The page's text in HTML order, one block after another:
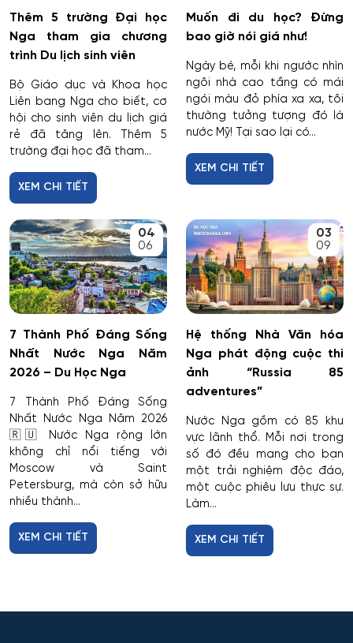
Thêm 5 trường Đại học
Nga tham gia chương
trình Du lịch sinh viên
Bộ Giáo dục và Khoa học
Liên bang Nga cho biết, cơ
hội cho sinh viên du lịch giá
rẻ đã tăng lên. Thêm 5
trường đại học đã tham...
XEM CHI TIẾT
Muốn đi du học? Đừng
bao giờ nói giá như!
Ngày bé, mỗi khi ngước nhìn
ngôi nhà cao tầng có mái
ngói màu đỏ phía xa xa, tôi
thường tưởng tượng đó là
nước Mỹ! Tại sao lại có...
XEM CHI TIẾT
04
06
7 Thành Phố Đáng Sống
Nhất Nước Nga Năm
2026 – Du Học Nga
7 Thành Phố Đáng Sống
Nhất Nước Nga Năm 2026
🇷🇺 Nước Nga rộng lớn
không chỉ nổi tiếng với
Moscow và Saint
Petersburg, mà còn sở hữu
nhiều thành...
XEM CHI TIẾT
03
09
Hệ thống Nhà Văn hóa
Nga phát động cuộc thi
ảnh “Russia 85
adventures”
Nước Nga gồm có 85 khu
vực lãnh thổ. Mỗi nơi trong
số đó đều mang cho bạn
một trải nghiệm độc đáo,
một cuộc phiêu lưu thực sự.
Làm...
XEM CHI TIẾT